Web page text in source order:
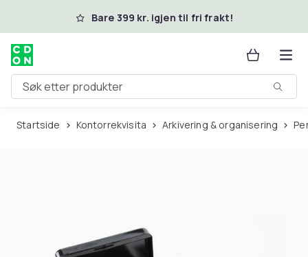
Hopp til hovedinnholdBare 399 kr. igjen til fri frakt!
Søk etter produkter
Startside Kontorrekvisita Arkivering & organisering